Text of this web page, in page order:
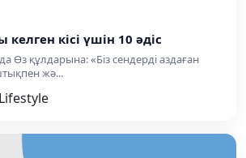
кісі үшін 10 әдіс
Өз құлдарына: «Біз сендерді аздаған
жә...
Lifestyle